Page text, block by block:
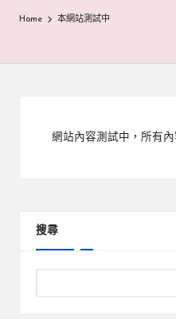
Home 本網站測試中
網站內容測試中，所有
搜尋